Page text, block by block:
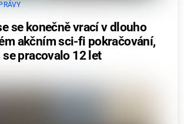
se konečně vrací v dlouho
akčním sci-fi pokračování,
se pracovalo 12 let